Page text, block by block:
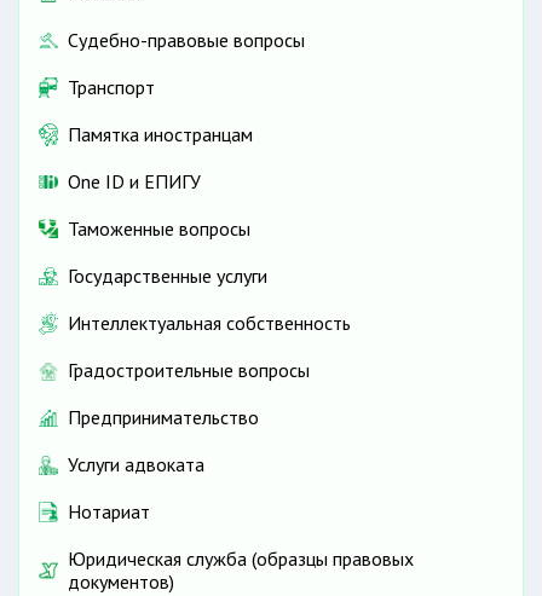
Судебно-правовые вопросы
Транспорт
Памятка иностранцам
One ID и ЕПИГУ
Таможенные вопросы
Государственные услуги
Интеллектуальная собственность
Градостроительные вопросы
Предпринимательство
Услуги адвоката
Нотариат
Юридическая служба (образцы правовых
документов)